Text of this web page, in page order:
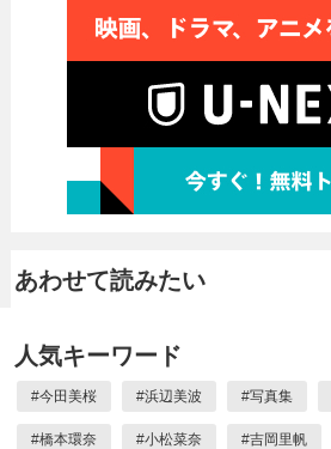
あわせて読みたい
人気キーワード
#今田美桜 #浜辺美波 #写真集
#橋本環奈 #小松菜奈 #吉岡里帆